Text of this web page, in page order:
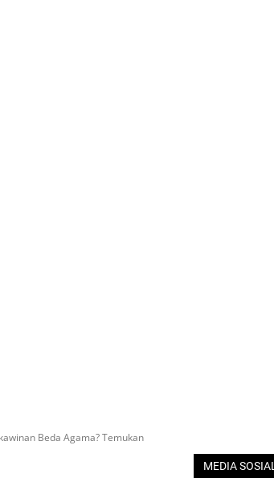
Beda Agama? Temukan
MEDIA SOSIAL